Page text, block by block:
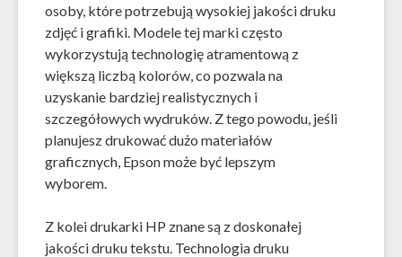
osoby, które potrzebują wysokiej jakości druku
zdjęć i grafiki. Modele tej marki często
wykorzystują technologię atramentową z
większą liczbą kolorów, co pozwala na
uzyskanie bardziej realistycznych i
szczegółowych wydruków. Z tego powodu, jeśli
planujesz drukować dużo materiałów
graficznych, Epson może być lepszym
wyborem.
Z kolei drukarki HP znane są z doskonałej
jakości druku tekstu. Technologia druku